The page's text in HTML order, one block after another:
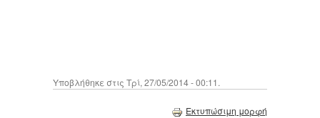
Υποβλήθηκε στις Τρί, 27/05/2014 - 00:11.
Εκτυπώσιμη μορφή